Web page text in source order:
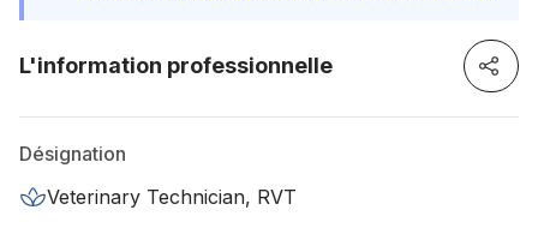
L'information professionnelle
Désignation
Veterinary Technician, RVT